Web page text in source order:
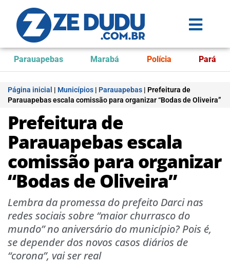
Parauapebas Marabá Polícia Pará
Página inicial | Municípios | Parauapebas | Prefeitura de
Parauapebas escala comissão para organizar “Bodas de Oliveira”
Prefeitura de
Parauapebas escala
comissão para organizar
“Bodas de Oliveira”
Lembra da promessa do prefeito Darci nas
redes sociais sobre “maior churrasco do
mundo” no aniversário do município? Pois é,
se depender dos novos casos diários de
“corona”, vai ser real